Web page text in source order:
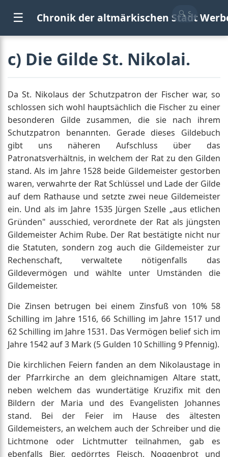
☰ Chronik der altmärkischen Stadt
c) Die Gilde St. Nikolai.
Da St. Nikolaus der Schutzpatron der Fischer war, so
schlossen sich wohl hauptsächlich die Fischer zu einer
besonderen Gilde zusammen, die sie nach ihrem
Schutzpatron benannten. Gerade dieses Gildebuch
gibt uns näheren Aufschluss über das
Patronatsverhältnis, in welchem der Rat zu den Gilden
stand. Als im Jahre 1528 beide Gildemeister gestorben
waren, verwahrte der Rat Schlüssel und Lade der Gilde
auf dem Rathause und setzte zwei neue Gildemeister
ein. Und als im Jahre 1535 Jürgen Szelle „aus etlichen
Gründen" ausschied, verordnete der Rat als jüngsten
Gildemeister Achim Rube. Der Rat bestätigte nicht nur
die Statuten, sondern zog auch die Gildemeister zur
Rechenschaft, verwaltete nötigenfalls das
Gildevermögen und wählte unter Umständen die
Gildemeister.
Die Zinsen betrugen bei einem Zinsfuß von 10% 58
Schilling im Jahre 1516, 66 Schilling im Jahre 1517 und
62 Schilling im Jahre 1531. Das Vermögen belief sich im
Jahre 1542 auf 3 Mark (5 Gulden 10 Schilling 9 Pfennig).
Die kirchlichen Feiern fanden an dem Nikolaustage in
der Pfarrkirche an dem gleichnamigen Altare statt,
neben welchem das wundertätige Kruzifix mit den
Bildern der Maria und des Evangelisten Johannes
stand. Bei der Feier im Hause des ältesten
Gildemeisters, an welchem auch der Schreiber und die
Lichtmone oder Lichtmutter teilnahmen, gab es
ebenfalls Bier, gedörrtes Fleisch, Noggenbrot und